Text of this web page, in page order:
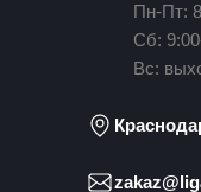
Пн-Пт:
Сб:
Вс: